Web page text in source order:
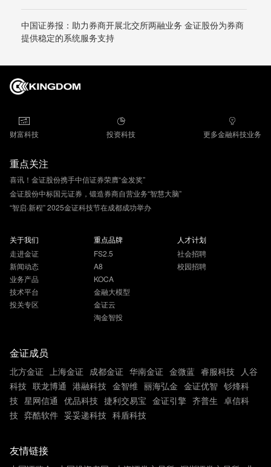
中国证券报：助力券商开展北交所两融业务 金证股份为券商
提供稳定的系统服务支持
财富科技 投资科技 更多金融科技业务
重点关注
喜讯！金证股份携手中信证券荣膺“金发奖”
金证股份中标国元证券，锻造券商自营业务“智慧大脑”
“智启·新程” 2025金证科技节在成都成功举办
关于我们
走进金证
新闻动态
业务产品
技术平台
投关专区
重点品牌
FS2.5
A8
KOCA
金融大模型
金证云
淘金智投
人才计划
社会招聘
校园招聘
金证成员
北方金证 上海金证 成都金证 华南金证 金微蓝 睿服科技 人谷
科技 联龙博通 港融科技 金智维 丽海弘金 金证优智 钐烽科
技 星网信通 优品科技 捷利交易宝 金证引擎 齐普生 卓信科
技 弈酷软件 妥妥递科技 科盾科技
友情链接